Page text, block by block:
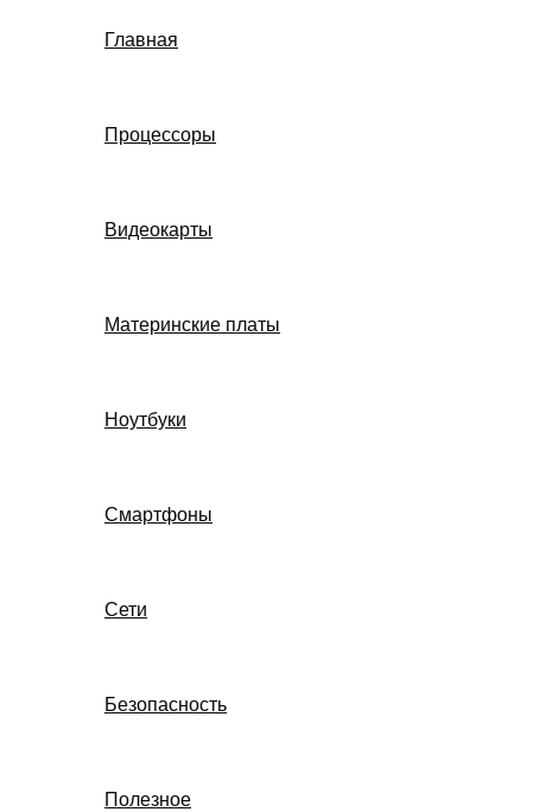
Главная
Процессоры
Видеокарты
Материнские платы
Ноутбуки
Смартфоны
Сети
Безопасность
Полезное